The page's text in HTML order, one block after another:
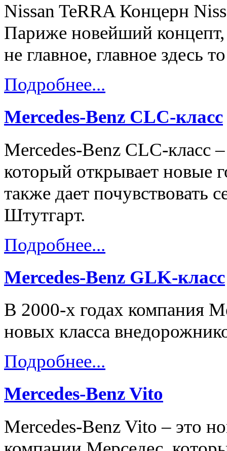
Nissan TeRRA Концерн
Париже новейший концепт,
не главное, главное здесь то
Подробнее...
Mercedes-Benz CLC-класс
Mercedes-Benz CLC-класс
который открывает новые
также дает почувствовать
Штутгарт.
Подробнее...
Mercedes-Benz GLK-класс
В 2000-х годах компания
новых класса
Подробнее...
Mercedes-Benz Vito
Mercedes-Benz Vito – это